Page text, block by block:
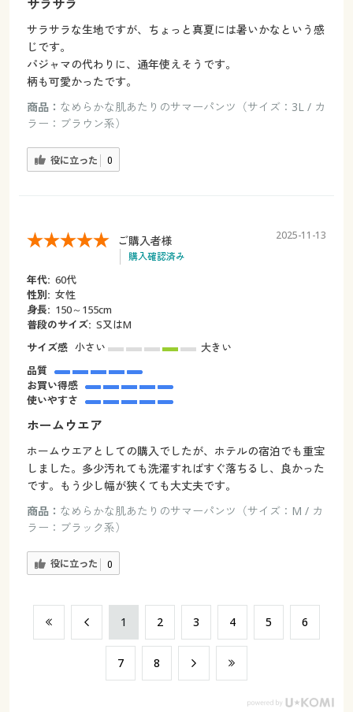
サラサラ
サラサラな生地ですが、ちょっと真夏には暑いかなという感
じです。
パジャマの代わりに、通年使えそうです。
柄も可愛かったです。
商品： なめらかな肌あたりのサマーパンツ（サイズ：3L / カ
ラー：ブラウン系）
役に立った 0
ご購入者様
購入確認済み
2025-11-13
年代: 60代
性別: 女性
身長: 150～155cm
普段のサイズ: S又はM
サイズ感 小さい
大きい
品質
お買い得感
使いやすさ
ホームウエア
ホームウエアとしての購入でしたが、ホテルの宿泊でも重宝
しました。多少汚れても洗濯すればすぐ落ちるし、良かった
です。もう少し幅が狭くても大丈夫です。
商品： なめらかな肌あたりのサマーパンツ（サイズ：M / カ
ラー：ブラック系）
役に立った 0
​1 ​2 ​3 ​4 ​5 ​6
​7 ​8